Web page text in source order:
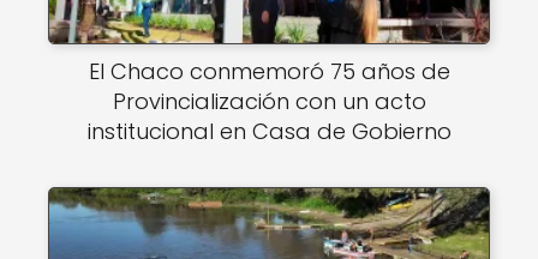
El Chaco conmemoró 75 años de
Provincialización con un acto
institucional en Casa de Gobierno